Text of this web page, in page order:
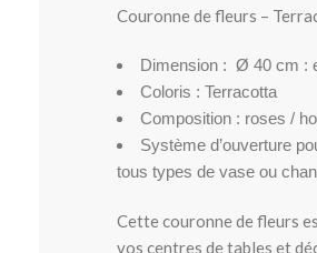
Couronne de fleurs –
Dimension : Ø 40 cm :
Coloris : Terracotta
Composition : roses /
Système d’ouverture
tous types de vase ou
Cette couronne de fleurs
vos centres de tables et